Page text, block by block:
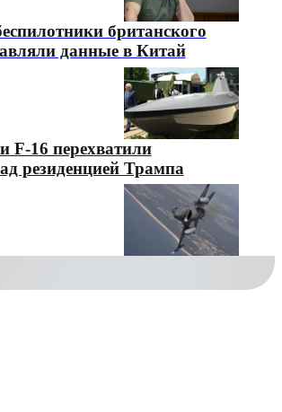
британского
данные в Китай
F-16 перехватили
резиденцией Трампа